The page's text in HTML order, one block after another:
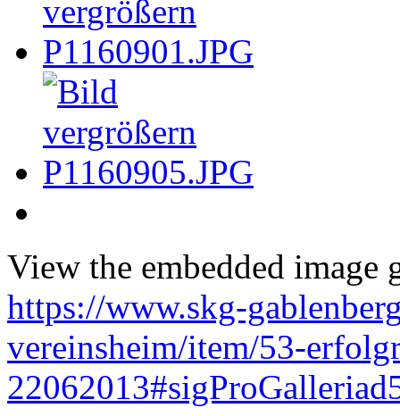
View the embedded image
https://www.skg-
vereinsheim/item/53-